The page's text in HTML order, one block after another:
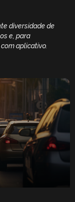
diversidade de
e, para
aplicativo.